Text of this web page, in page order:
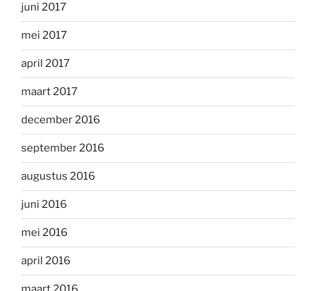
juni 2017
mei 2017
april 2017
maart 2017
december 2016
september 2016
augustus 2016
juni 2016
mei 2016
april 2016